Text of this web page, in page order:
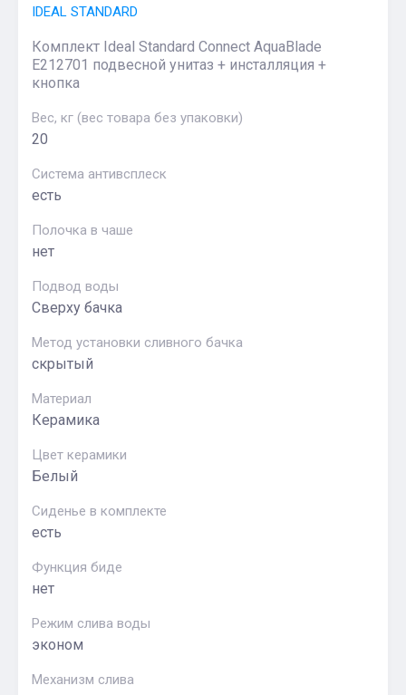
IDEAL STANDARD
Комплект Ideal Standard Connect AquaBlade
E212701 подвесной унитаз + инсталляция +
кнопка
Вес, кг (вес товара без упаковки)
20
Система антивсплеск
есть
Полочка в чаше
нет
Подвод воды
Сверху бачка
Метод установки сливного бачка
скрытый
Материал
Керамика
Цвет керамики
Белый
Сиденье в комплекте
есть
Функция биде
нет
Режим слива воды
эконом
Механизм слива